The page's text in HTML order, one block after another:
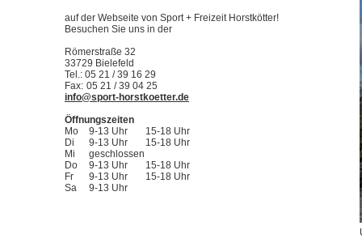
auf der Webseite von Sport + Freizeit Horstkötter!
Besuchen Sie uns in der
Römerstraße 32
33729 Bielefeld
Tel.: 05 21 / 39 16 29
Fax: 05 21 / 39 04 25
info@sport-horstkoetter.de
Öffnungszeiten
Mo
9-13 Uhr
15-18 Uhr
Di
9-13 Uhr
15-18 Uhr
Mi
geschlossen
Do
9-13 Uhr
15-18 Uhr
Fr
9-13 Uhr
15-18 Uhr
Sa
9-13 Uhr